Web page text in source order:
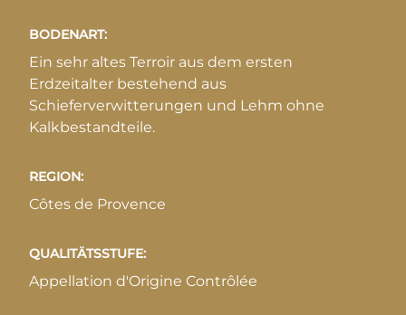
BODENART:
Ein sehr altes Terroir aus dem ersten
Erdzeitalter bestehend aus
Schieferverwitterungen und Lehm ohne
Kalkbestandteile.
REGION:
Côtes de Provence
QUALITÄTSSTUFE:
Appellation d'Origine Contrôlée